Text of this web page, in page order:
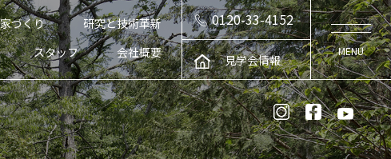
づくり
研究と技術革新
スタッフ 会社概要
0120-33-4152
見学会情報